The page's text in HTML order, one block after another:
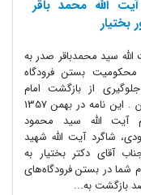
الله محمد باقر
سید محمدباقر صدر به
محکومیت بستن فرودگاه
از بازگشت امام
خمینی به ایران . این نامه در بهمن 1357
الله سید محمود
شاگرد آیت الله شهید
دکتر بختیار به
در بستن فرودگاه‌های
بازگشت به...